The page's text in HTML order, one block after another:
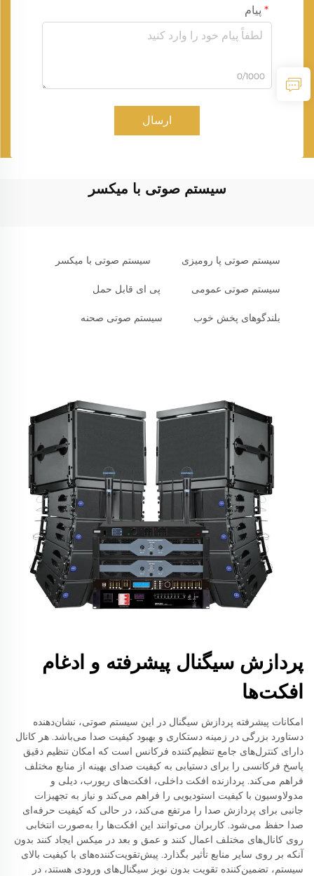
پیام
0/1000
ارسال
سیستم صوتی با میکسر
سیستم صوتی پا رومیزی سیستم صوتی با میکسر
سیستم صوتی عمومی پی ای قابل حمل
بلندگوهای پخش خوب سیستم صوتی صحنه
پردازش سیگنال پیشرفته و ادغام
افکت‌ها
امکانات پیشرفته پردازش سیگنال در این سیستم صوتی، نشان‌دهنده
دستاورد بزرگی در زمینه دستکاری و بهبود کیفیت صدا می‌باشد. هر کانال
دارای کنترل‌های جامع تنظیم‌کننده فرکانس است که امکان تنظیم دقیق
پاسخ فرکانسی را برای دستیابی به کیفیت صدای بهینه از منابع مختلف
فراهم می‌کند. پردازنده افکت داخلی، افکت‌های ریورب، دیلی و
مدولاوسیون با کیفیت استودیویی را فراهم می‌کند و نیاز به تجهیزات
جانبی برای پردازش صدا را مرتفع می‌کند، در حالی که کیفیت حرفه‌ای
صدا حفظ می‌شود. کاربران می‌توانند این افکت‌ها را به‌صورت انتخابی
روی کانال‌های مختلف اعمال کنند و عمق و بعد در میکس ایجاد کنند بدون
آنکه بر روی سایر منابع تأثیر بگذارد. پیش‌تقویت‌کننده‌های با کیفیت بالای
سیستم، تضمین‌کننده تقویت بدون نویز سیگنال‌های ورودی هستند، در